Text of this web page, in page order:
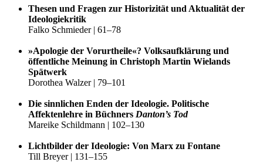
Thesen und Fragen zur Historizität und Aktualität der
Ideologiekritik
Falko Schmieder | 61–78
»Apologie der Vorurtheile«? Volksaufklärung und
öffentliche Meinung in Christoph Martin Wielands
Spätwerk
Dorothea Walzer | 79–101
Die sinnlichen Enden der Ideologie. Politische
Affektenlehre in Büchners Danton’s Tod
Mareike Schildmann | 102–130
Lichtbilder der Ideologie: Von Marx zu Fontane
Till Breyer | 131–155